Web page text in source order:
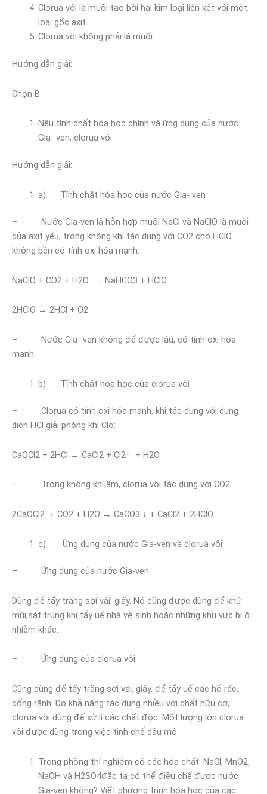
Clorua vôi là muối tạo bởi hai kim loại liên kết với một
loại gốc axit.
Clorua vôi không phải là muối .
Hướng dẫn giải:
Chọn B
Nêu tính chất hóa học chính và ứng dụng của nước
Gia- ven, clorua vôi.
Hướng dẫn giải:
a) Tính chất hóa học của nước Gia- ven
– Nước Gia-ven là hỗn hợp muối NaCl và NaClO là muối
của axit yếu, trong không khí tác dụng với CO2 cho HClO
không bền có tính oxi hóa mạnh.
NaClO + CO2 + H2O → NaHCO3 + HClO
2HClO → 2HCl + O2
– Nước Gia- ven không để được lâu, có tính oxi hóa
mạnh.
b) Tính chất hóa học của clorua vôi
– Clorua có tính oxi hóa mạnh, khi tác dụng với dung
dịch HCl giải phóng khí Clo:
CaOCl2 + 2HCl → CaCl2 + Cl2↑ + H2O
– Trong không khí ẩm, clorua vôi tác dụng với CO2
2CaOCl2 + CO2 + H2O → CaCO3 ↓ + CaCl2 + 2HClO
c) Ứng dụng của nước Gia-ven và clorua vôi
– Ứng dụng của nước Gia-ven
Dùng để tẩy trắng sợi vải, giấy. Nó cũng được dùng để khử
mùi,sát trùng khi tẩy uế nhà vệ sinh hoặc những khu vực bị ô
nhiễm khác.
– Ứng dụng của clorua vôi:
Cũng dùng để tẩy trắng sợi vải, giấy, để tẩy uế các hố rác,
cống rãnh. Do khả năng tác dụng nhiều với chất hữu cơ,
clorua vôi dùng để xử lí các chất độc. Một lượng lớn clorua
vôi được dùng trong việc tinh chế dầu mỏ
Trong phòng thí nghiệm có các hóa chất: NaCl, MnO2,
NaOH và H2SO4đặc ta có thể điều chế được nước
Gia-ven không? Viết phương trình hóa học của các